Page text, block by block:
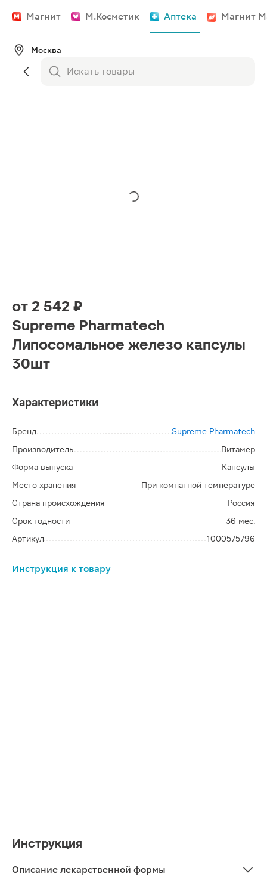
Магнит М.Косметик Аптека Магнит
Москва
от 2 542 ₽
Supreme Pharmatech
Липосомальное железо капсулы
30шт
Характеристики
Бренд
Supreme Pharmatech
Производитель
Витамер
Форма выпуска
Капсулы
Место хранения
При комнатной температуре
Страна происхождения
Россия
Срок годности
36 мес.
Артикул
1000575796
Инструкция к товару
Инструкция
Описание лекарственной формы